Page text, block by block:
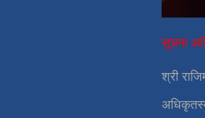
सूचना
श्री